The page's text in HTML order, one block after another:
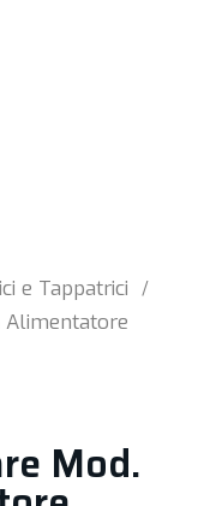
e Tappatrici
Alimentatore
Mod.